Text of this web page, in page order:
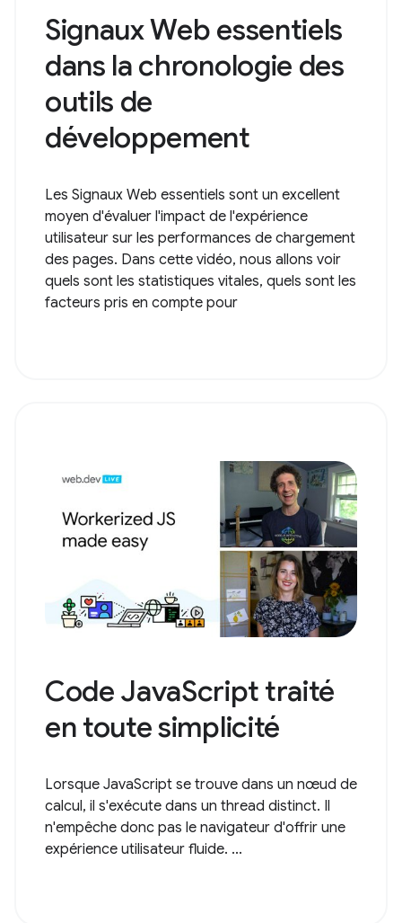
Signaux Web essentiels
dans la chronologie des
outils de
développement
Les Signaux Web essentiels sont un excellent
moyen d'évaluer l'impact de l'expérience
utilisateur sur les performances de chargement
des pages. Dans cette vidéo, nous allons voir
quels sont les statistiques vitales, quels sont les
facteurs pris en compte pour
Code JavaScript traité
en toute simplicité
Lorsque JavaScript se trouve dans un nœud de
calcul, il s'exécute dans un thread distinct. Il
n'empêche donc pas le navigateur d'offrir une
expérience utilisateur fluide. ...